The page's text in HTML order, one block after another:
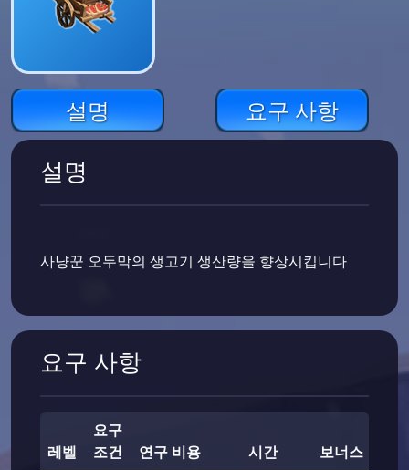
설명 요구 사항
설명
사냥꾼 오두막의 생고기 생산량을 향상시킵니다
요구 사항
레벨
요구
조건
연구 비용 시간 보너스